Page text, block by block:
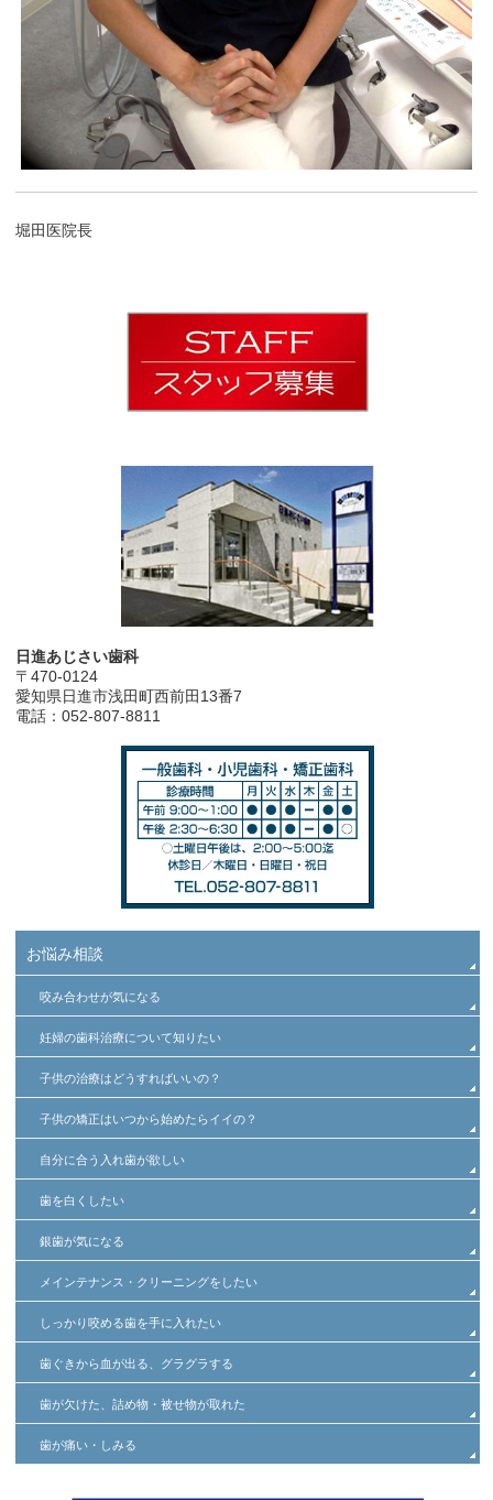
堀田医院長
日進あじさい歯科
〒470-0124
愛知県日進市浅田町西前田13番7
電話：052-807-8811
お悩み相談
咬み合わせが気になる
妊婦の歯科治療について知りたい
子供の治療はどうすればいいの？
子供の矯正はいつから始めたらイイの？
自分に合う入れ歯が欲しい
歯を白くしたい
銀歯が気になる
メインテナンス・クリーニングをしたい
しっかり咬める歯を手に入れたい
歯ぐきから血が出る、グラグラする
歯が欠けた、詰め物・被せ物が取れた
歯が痛い・しみる